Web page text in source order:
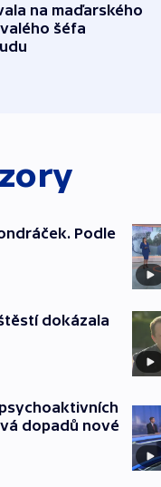
na maďarského
šéfa
Podle
dokázala
dopadů nové